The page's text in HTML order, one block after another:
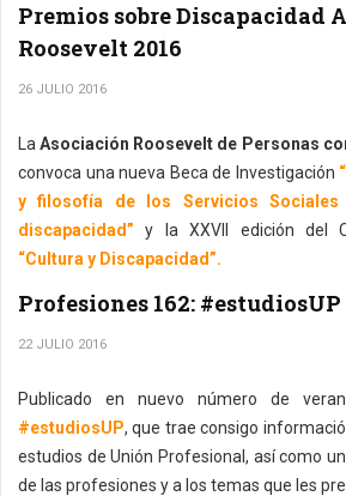
Premios sobre Discapacidad
Roosevelt 2016
26 JULIO 2016
LaAsociación Roosevelt de Personas
convoca una nueva Beca de Investigación
y filosofía de los Servicios
discapacidad”y la XXVII edición del
“Cultura y Discapacidad”.
Profesiones 162: #estudiosUP
22 JULIO 2016
Publicado en nuevo número de
#estudiosUP, que trae consigo
estudios de Unión Profesional, así como
de las profesiones y a los temas que les